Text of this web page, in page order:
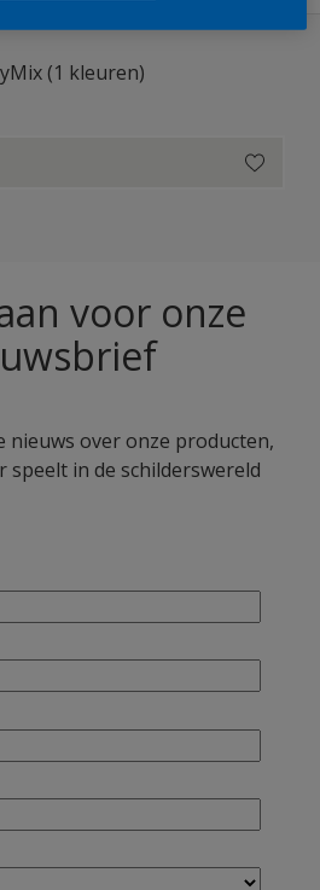
(1 kleuren)
voor onze
nieuws over onze producten,
speelt in de schilderswereld